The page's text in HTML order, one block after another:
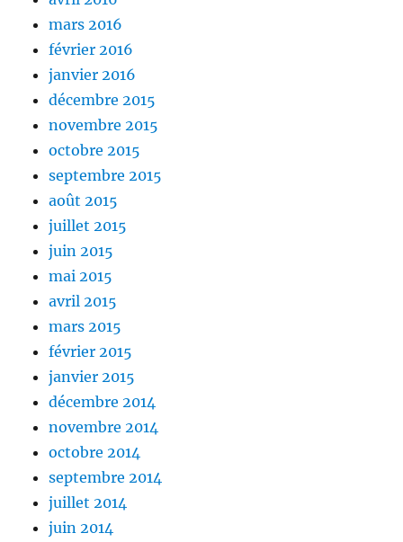
mars 2016
février 2016
janvier 2016
décembre 2015
novembre 2015
octobre 2015
septembre 2015
août 2015
juillet 2015
juin 2015
mai 2015
avril 2015
mars 2015
février 2015
janvier 2015
décembre 2014
novembre 2014
octobre 2014
septembre 2014
juillet 2014
juin 2014